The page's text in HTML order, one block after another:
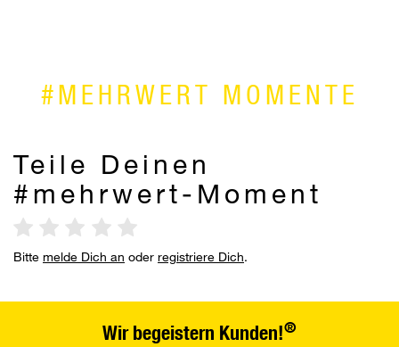
#MEHRWERT MOMENTE
Teile Deinen
#mehrwert-Moment
Bitte melde Dich an oder registriere Dich.
Wir begeistern Kunden!®